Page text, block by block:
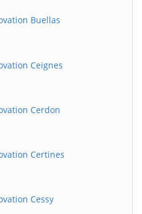
Buellas
Ceignes
Cerdon
Certines
Cessy